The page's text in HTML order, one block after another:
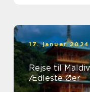
17. januar 2024
Rejse til
Ædleste Øer